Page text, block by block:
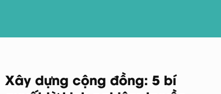
Xây dựng cộng đồng: 5 bí